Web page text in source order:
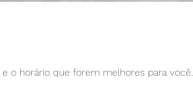
o horário que forem melhores para você.